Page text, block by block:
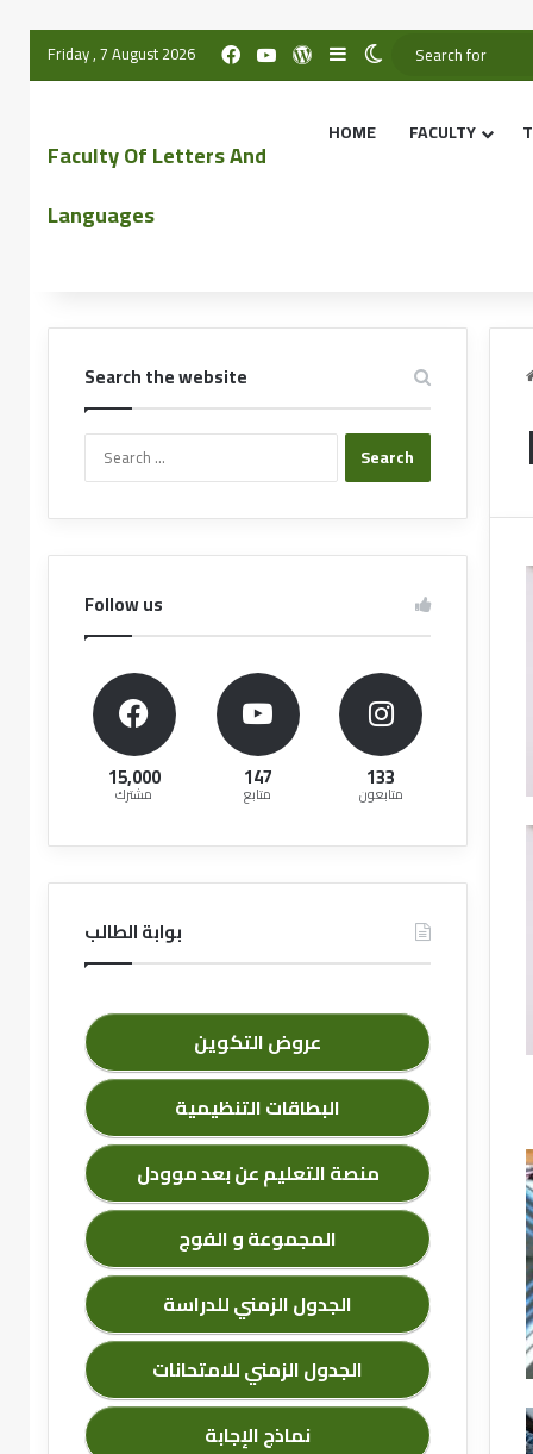
Friday , 7 August 2026
Faculty Of Letters And
Languages
HOME FACULTY
Search the website
Follow us
15,000
مشترك 147
متابع 133
متابعون
بوابة الطالب
عروض التكوين
البطاقات التنظيمية
منصة التعليم عن بعد موودل
المجموعة و الفوج
الجدول الزمني للدراسة
الجدول الزمني للامتحانات
نماذج الإجابة